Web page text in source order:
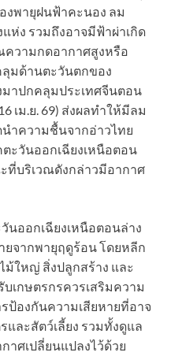
พายุฝนฟ้าคะนอง ลม
ห่ง รวมถึงอาจมีฟ้าผ่าเกิด
ความกดอากาศสูงหรือ
ลุมด้านตะวันตกของ
มาปกคลุมประเทศจีนตอน
เม.ย. 69) ส่งผลทำให้มีลม
ำความชื้นจากอ่าวไทย
ะวันออกเฉียงเหนือตอน
ที่บริเวณดังกล่าวมีอากาศ
ออกเฉียงเหนือตอนล่าง
จากพายุฤดูร้อน โดยหลีก
ม้ใหญ่ สิ่งปลูกสร้าง และ
เกษตรกรควรเสริมความ
ป้องกันความเสียหายที่อาจ
และสัตว์เลี้ยง รวมทั้งดูแล
ศเปลี่ยนแปลงไว้ด้วย